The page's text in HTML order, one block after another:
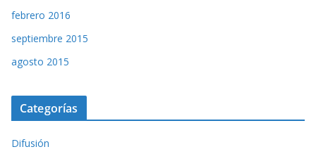
febrero 2016
septiembre 2015
agosto 2015
Categorías
Difusión